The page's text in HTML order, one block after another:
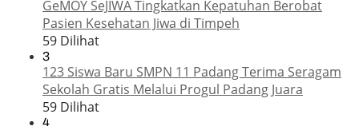
GeMOY SeJIWA Tingkatkan Kepatuhan Berobat
Pasien Kesehatan Jiwa di Timpeh
59 Dilihat
3
123 Siswa Baru SMPN 11 Padang Terima Seragam
Sekolah Gratis Melalui Progul Padang Juara
59 Dilihat
4